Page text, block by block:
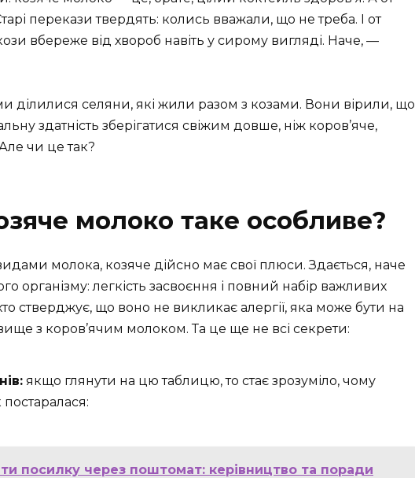
перекази твердять: колись вважали, що не треба. І от
вбереже від хвороб навіть у сирому вигляді. Наче, —
ділилися селяни, які жили разом з козами. Вони вірили, що
здатність зберігатися свіжим довше, ніж коров’яче,
Але чи це так?
молоко таке особливе?
молока, козяче дійсно має свої плюси. Здається, наче
організму: легкість засвоєння і повний набір важливих
стверджує, що воно не викликає алергії, яка може бути на
з коров’ячим молоком. Та це ще не всі секрети:
якщо глянути на цю таблицю, то стає зрозуміло, чому
посилку через поштомат: керівництво та поради